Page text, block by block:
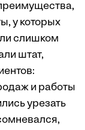
у которых
слишком
штат,
и работы
урезать